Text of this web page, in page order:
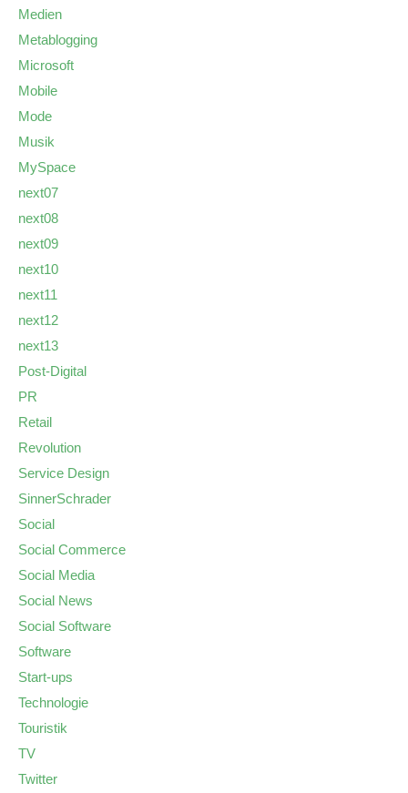
Medien
Metablogging
Microsoft
Mobile
Mode
Musik
MySpace
next07
next08
next09
next10
next11
next12
next13
Post-Digital
PR
Retail
Revolution
Service Design
SinnerSchrader
Social
Social Commerce
Social Media
Social News
Social Software
Software
Start-ups
Technologie
Touristik
TV
Twitter